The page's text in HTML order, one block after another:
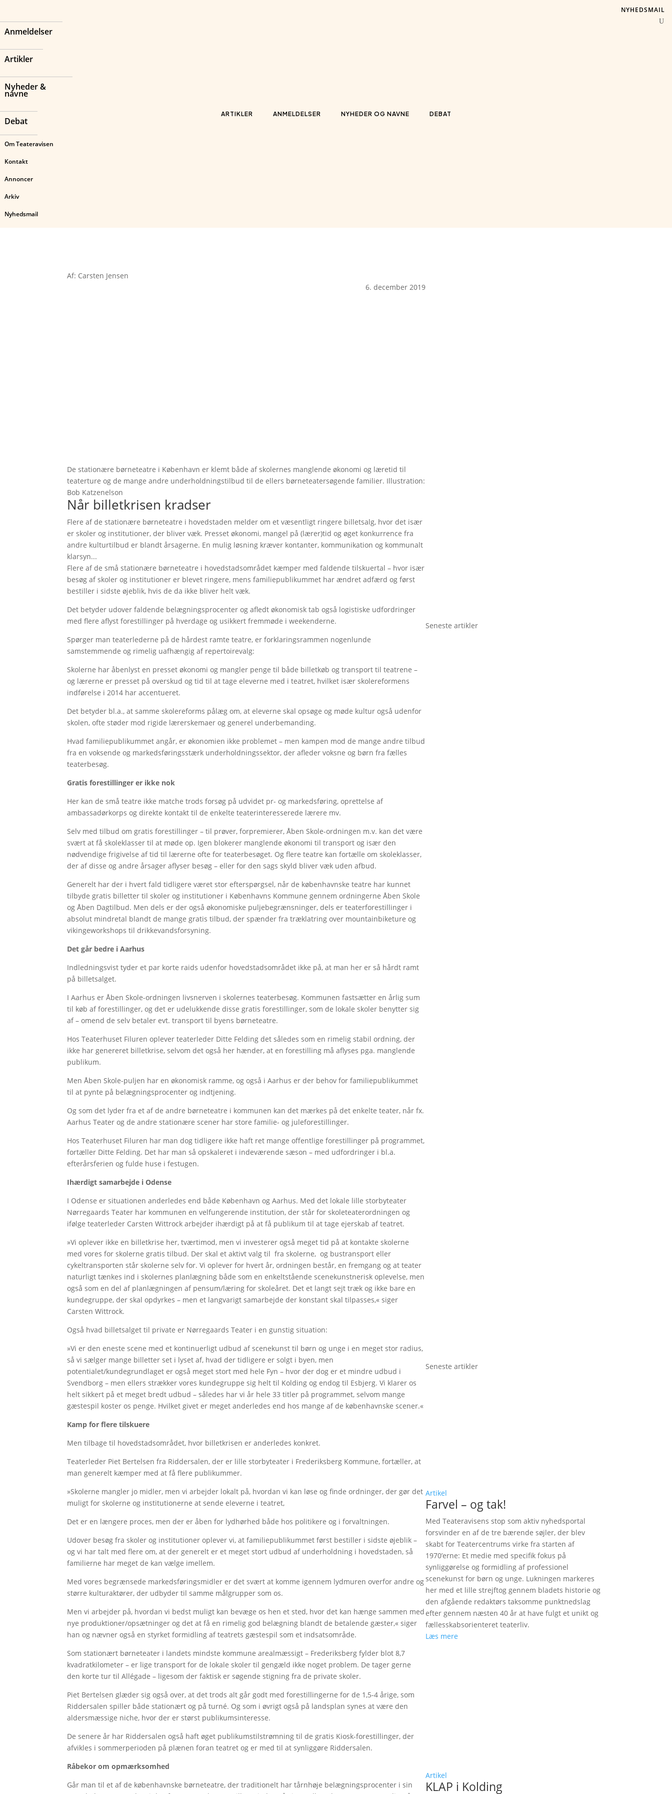
Anmeldelser
Artikler
Nyheder &
navne
Debat
Om Teateravisen
Kontakt
Annoncer
Arkiv
Nyhedsmail
ARTIKLER ANMELDELSER NYHEDER OG NAVNE DEBAT
NYHEDSMAIL
Af: Carsten Jensen
6. december 2019
De stationære børneteatre i København er klemt både af skolernes manglende økonomi og læretid til
teaterture og de mange andre underholdningstilbud til de ellers børneteatersøgende familier. Illustration:
Bob Katzenelson
Når billetkrisen kradser
Flere af de stationære børneteatre i hovedstaden melder om et væsentligt ringere billetsalg, hvor det især
er skoler og institutioner, der bliver væk. Presset økonomi, mangel på (lærer)tid og øget konkurrence fra
andre kulturtilbud er blandt årsagerne. En mulig løsning kræver kontanter, kommunikation og kommunalt
klarsyn...
Flere af de små stationære børneteatre i hovedstadsområdet kæmper med faldende tilskuertal – hvor især
besøg af skoler og institutioner er blevet ringere, mens familiepublikummet har ændret adfærd og først
bestiller i sidste øjeblik, hvis de da ikke bliver helt væk.
Det betyder udover faldende belægningsprocenter og afledt økonomisk tab også logistiske udfordringer
med flere aflyst forestillinger på hverdage og usikkert fremmøde i weekenderne.
Spørger man teaterlederne på de hårdest ramte teatre, er forklaringsrammen nogenlunde
samstemmende og rimelig uafhængig af repertoirevalg:
Skolerne har åbenlyst en presset økonomi og mangler penge til både billetkøb og transport til teatrene –
og lærerne er presset på overskud og tid til at tage eleverne med i teatret, hvilket især skolereformens
indførelse i 2014 har accentueret.
Det betyder bl.a., at samme skolereforms pålæg om, at eleverne skal opsøge og møde kultur også udenfor
skolen, ofte støder mod rigide lærerskemaer og generel underbemanding.
Hvad familiepublikummet angår, er økonomien ikke problemet – men kampen mod de mange andre tilbud
fra en voksende og markedsføringsstærk underholdningssektor, der afleder voksne og børn fra fælles
teaterbesøg.
Gratis forestillinger er ikke nok
Her kan de små teatre ikke matche trods forsøg på udvidet pr- og markedsføring, oprettelse af
ambassadørkorps og direkte kontakt til de enkelte teaterinteresserede lærere mv.
Selv med tilbud om gratis forestillinger – til prøver, forpremierer, Åben Skole-ordningen m.v. kan det være
svært at få skoleklasser til at møde op. Igen blokerer manglende økonomi til transport og især den
nødvendige frigivelse af tid til lærerne ofte for teaterbesøget. Og flere teatre kan fortælle om skoleklasser,
der af disse og andre årsager aflyser besøg – eller for den sags skyld bliver væk uden afbud.
Generelt har der i hvert fald tidligere været stor efterspørgsel, når de københavnske teatre har kunnet
tilbyde gratis billetter til skoler og institutioner i Københavns Kommune gennem ordningerne Åben Skole
og Åben Dagtilbud. Men dels er der også økonomiske puljebegrænsninger, dels er teaterforestillinger i
absolut mindretal blandt de mange gratis tilbud, der spænder fra træklatring over mountainbiketure og
vikingeworkshops til drikkevandsforsyning.
Det går bedre i Aarhus
Indledningsvist tyder et par korte raids udenfor hovedstadsområdet ikke på, at man her er så hårdt ramt
på billetsalget.
I Aarhus er Åben Skole-ordningen livsnerven i skolernes teaterbesøg. Kommunen fastsætter en årlig sum
til køb af forestillinger, og det er udelukkende disse gratis forestillinger, som de lokale skoler benytter sig
af – omend de selv betaler evt. transport til byens børneteatre.
Hos Teaterhuset Filuren oplever teaterleder Ditte Felding det således som en rimelig stabil ordning, der
ikke har genereret billetkrise, selvom det også her hænder, at en forestilling må aflyses pga. manglende
publikum.
Men Åben Skole-puljen har en økonomisk ramme, og også i Aarhus er der behov for familiepublikummet
til at pynte på belægningsprocenter og indtjening.
Og som det lyder fra et af de andre børneteatre i kommunen kan det mærkes på det enkelte teater, når fx.
Aarhus Teater og de andre stationære scener har store familie- og juleforestillinger.
Hos Teaterhuset Filuren har man dog tidligere ikke haft ret mange offentlige forestillinger på programmet,
fortæller Ditte Felding. Det har man så opskaleret i indeværende sæson – med udfordringer i bl.a.
efterårsferien og fulde huse i festugen.
Ihærdigt samarbejde i Odense
I Odense er situationen anderledes end både København og Aarhus. Med det lokale lille storbyteater
Nørregaards Teater har kommunen en velfungerende institution, der står for skoleteaterordningen og
ifølge teaterleder Carsten Wittrock arbejder ihærdigt på at få publikum til at tage ejerskab af teatret.
»Vi oplever ikke en billetkrise her, tværtimod, men vi investerer også meget tid på at kontakte skolerne
med vores for skolerne gratis tilbud. Der skal et aktivt valg til fra skolerne, og bustransport eller
cykeltransporten står skolerne selv for. Vi oplever for hvert år, ordningen består, en fremgang og at teater
naturligt tænkes ind i skolernes planlægning både som en enkeltstående scenekunstnerisk oplevelse, men
også som en del af planlægningen af pensum/læring for skoleåret. Det et langt sejt træk og ikke bare en
kundegruppe, der skal opdyrkes – men et langvarigt samarbejde der konstant skal tilpasses,« siger
Carsten Wittrock.
Også hvad billetsalget til private er Nørregaards Teater i en gunstig situation:
»Vi er den eneste scene med et kontinuerligt udbud af scenekunst til børn og unge i en meget stor radius,
så vi sælger mange billetter set i lyset af, hvad der tidligere er solgt i byen, men
potentialet/kundegrundlaget er også meget stort med hele Fyn – hvor der dog er et mindre udbud i
Svendborg – men ellers strækker vores kundegruppe sig helt til Kolding og endog til Esbjerg. Vi klarer os
helt sikkert på et meget bredt udbud – således har vi år hele 33 titler på programmet, selvom mange
gæstespil koster os penge. Hvilket givet er meget anderledes end hos mange af de københavnske scener.«
Kamp for flere tilskuere
Men tilbage til hovedstadsområdet, hvor billetkrisen er anderledes konkret.
Teaterleder Piet Bertelsen fra Riddersalen, der er lille storbyteater i Frederiksberg Kommune, fortæller, at
man generelt kæmper med at få flere publikummer.
»Skolerne mangler jo midler, men vi arbejder lokalt på, hvordan vi kan løse og finde ordninger, der gør det
muligt for skolerne og institutionerne at sende eleverne i teatret,
Det er en længere proces, men der er åben for lydhørhed både hos politikere og i forvaltningen.
Udover besøg fra skoler og institutioner oplever vi, at familiepublikummet først bestiller i sidste øjeblik –
og vi har talt med flere om, at der generelt er et meget stort udbud af underholdning i hovedstaden, så
familierne har meget de kan vælge imellem.
Med vores begrænsede markedsføringsmidler er det svært at komme igennem lydmuren overfor andre og
større kulturaktører, der udbyder til samme målgrupper som os.
Men vi arbejder på, hvordan vi bedst muligt kan bevæge os hen et sted, hvor det kan hænge sammen med
nye produktioner/opsætninger og det at få en rimelig god belægning blandt de betalende gæster,« siger
han og nævner også en styrket formidling af teatrets gæstespil som et indsatsområde.
Som stationært børneteater i landets mindste kommune arealmæssigt – Frederiksberg fylder blot 8,7
kvadratkilometer – er lige transport for de lokale skoler til gengæld ikke noget problem. De tager gerne
den korte tur til Allégade – ligesom der faktisk er søgende stigning fra de private skoler.
Piet Bertelsen glæder sig også over, at det trods alt går godt med forestillingerne for de 1,5-4 årige, som
Riddersalen spiller både stationært og på turné. Og som i øvrigt også på landsplan synes at være den
aldersmæssige niche, hvor der er størst publikumsinteresse.
De senere år har Riddersalen også haft øget publikumstilstrømning til de gratis Kiosk-forestillinger, der
afvikles i sommerperioden på plænen foran teatret og er med til at synliggøre Riddersalen.
Råbekor om opmærksomhed
Går man til et af de københavnske børneteatre, der traditionelt har tårnhøje belægningsprocenter i sin
Seneste artikler
Seneste artikler
Artikel
Farvel – og tak!
Med Teateravisens stop som aktiv nyhedsportal
forsvinder en af de tre bærende søjler, der blev
skabt for Teatercentrums virke fra starten af
1970’erne: Et medie med specifik fokus på
synliggørelse og formidling af professionel
scenekunst for børn og unge. Lukningen markeres
her med et lille strejftog gennem bladets historie og
den afgående redaktørs taksomme punktnedslag
efter gennem næsten 40 år at have fulgt et unikt og
fællesskabsorienteret teaterliv.
Læs mere
Artikel
KLAP i Kolding